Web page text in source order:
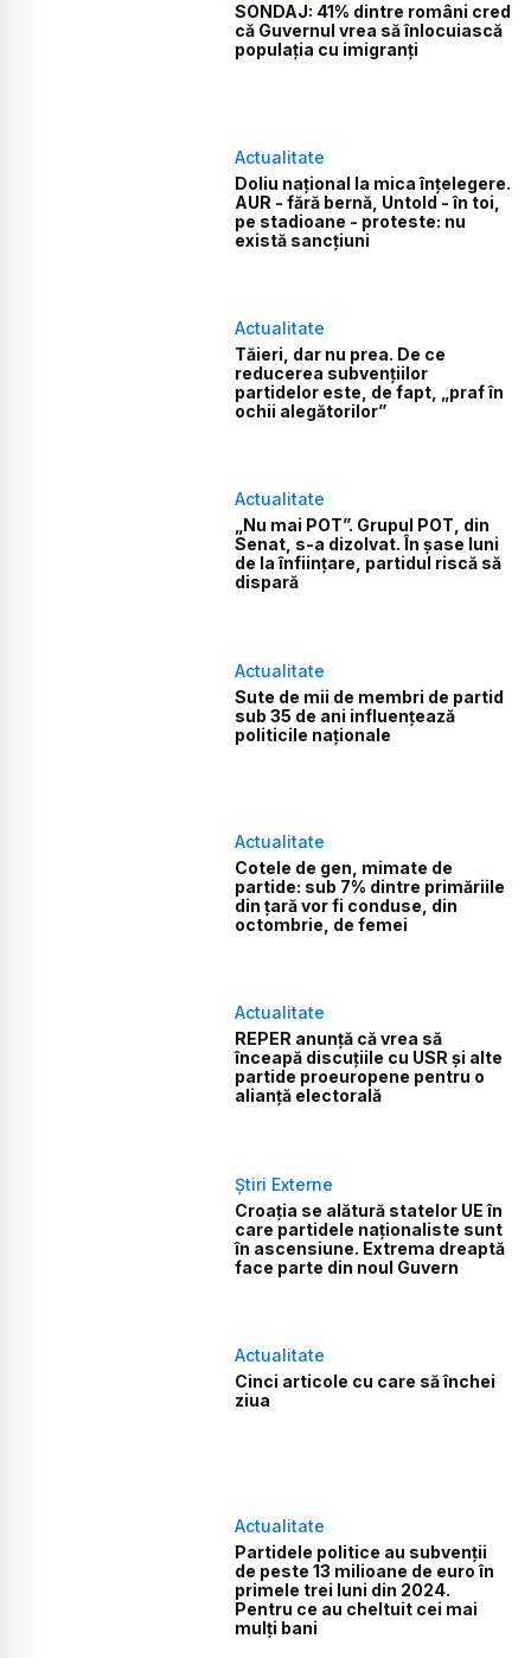
SONDAJ: 41% dintre români cred
că Guvernul vrea să înlocuiască
populația cu imigranți
Actualitate
Doliu național la mica înțelegere.
AUR - fără bernă, Untold - în toi,
pe stadioane - proteste: nu
există sancțiuni
Actualitate
Tăieri, dar nu prea. De ce
reducerea subvențiilor
partidelor este, de fapt, „praf în
ochii alegătorilor”
Actualitate
„Nu mai POT”. Grupul POT, din
Senat, s-a dizolvat. În șase luni
de la înființare, partidul riscă să
dispară
Actualitate
Sute de mii de membri de partid
sub 35 de ani influențează
politicile naționale
Actualitate
Cotele de gen, mimate de
partide: sub 7% dintre primăriile
din țară vor fi conduse, din
octombrie, de femei
Actualitate
REPER anunţă că vrea să
înceapă discuţiile cu USR şi alte
partide proeuropene pentru o
alianţă electorală
Știri Externe
Croația se alătură statelor UE în
care partidele naționaliste sunt
în ascensiune. Extrema dreaptă
face parte din noul Guvern
Actualitate
Cinci articole cu care să închei
ziua
Actualitate
Partidele politice au subvenții
de peste 13 milioane de euro în
primele trei luni din 2024.
Pentru ce au cheltuit cei mai
mulți bani